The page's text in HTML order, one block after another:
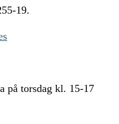
19.
på torsdag kl. 15-17